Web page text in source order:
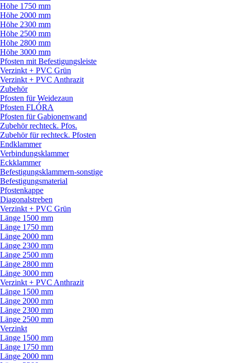
Höhe 1750 mm
Höhe 2000 mm
Höhe 2300 mm
Höhe 2500 mm
Höhe 2800 mm
Höhe 3000 mm
Pfosten mit Befestigungsleiste
Verzinkt + PVC Grün
Verzinkt + PVC Anthrazit
Zubehör
Pfosten für Weidezaun
Pfosten FLÓRA
Pfosten für Gabionenwand
Zubehör rechteck. Pfos.
Zubehör für rechteck. Pfosten
Endklammer
Verbindungsklammer
Eckklammer
Befestigungsklammern-sonstige
Befestigungsmaterial
Pfostenkappe
Diagonalstreben
Verzinkt + PVC Grün
Länge 1500 mm
Länge 1750 mm
Länge 2000 mm
Länge 2300 mm
Länge 2500 mm
Länge 2800 mm
Länge 3000 mm
Verzinkt + PVC Anthrazit
Länge 1500 mm
Länge 2000 mm
Länge 2300 mm
Länge 2500 mm
Verzinkt
Länge 1500 mm
Länge 1750 mm
Länge 2000 mm